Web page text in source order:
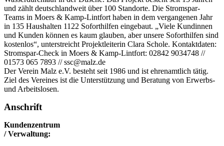
und zählt deutschlandweit über 100 Standorte. Die Stromspar-
Teams in Moers & Kamp-Lintfort haben in dem vergangenen Jahr
in 135 Haushalten 1122 Soforthilfen eingebaut. „Viele Kundinnen
und Kunden können es kaum glauben, aber unsere Soforthilfen sind
kostenlos“, unterstreicht Projektleiterin Clara Schole. Kontaktdaten:
Stromspar-Check in Moers & Kamp-Lintfort: 02842 9034748 //
01573 065 7893 // ssc@malz.de
Der Verein Malz e.V. besteht seit 1986 und ist ehrenamtlich tätig.
Ziel des Vereines ist die Unterstützung und Beratung von Erwerbs-
und Arbeitslosen.
Anschrift
Kundenzentrum
/ Verwaltung: